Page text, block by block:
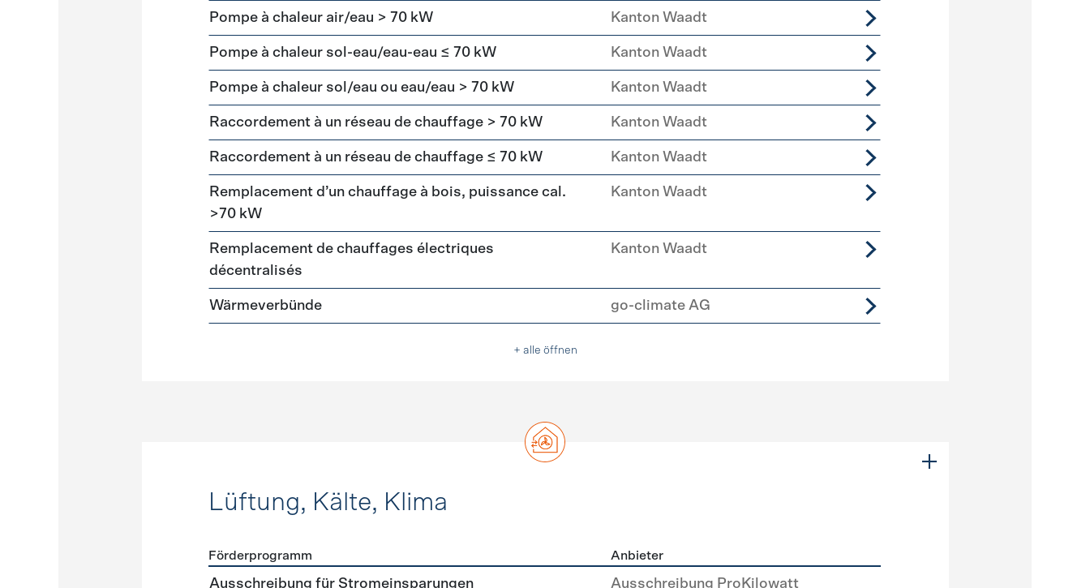
Pompe à chaleur air/eau > 70 kW Kanton Waadt
Pompe à chaleur sol-eau/eau-eau ≤ 70 kW Kanton Waadt
Pompe à chaleur sol/eau ou eau/eau > 70 kW Kanton Waadt
Raccordement à un réseau de chauffage > 70 kW Kanton Waadt
Raccordement à un réseau de chauffage ≤ 70 kW Kanton Waadt
Remplacement d’un chauffage à bois, puissance cal.
>70 kW
Kanton Waadt
Remplacement de chauffages électriques
décentralisés
Kanton Waadt
Wärmeverbünde go-climate AG
+ alle öffnen
Lüftung, Kälte, Klima
Förderprogramme Lüftung, Kälte, Klima
Förderprogramm Anbieter
Ausschreibung für Stromeinsparungen
Ausschreibung ProKilowatt